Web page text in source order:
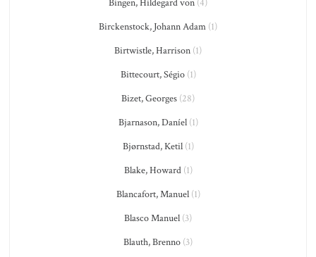
Bingen, Hildegard von (4)
Birckenstock, Johann Adam (1)
Birtwistle, Harrison (1)
Bittecourt, Ségio(1)
Bizet, Georges (28)
Bjarnason, Daníel(1)
Bjørnstad, Ketil(1)
Blake, Howard(1)
Blancafort, Manuel(1)
Blasco Manuel (3)
Blauth, Brenno (3)